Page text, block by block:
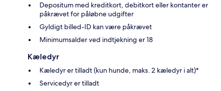
Depositum med kreditkort, debitkort eller kontanter er
påkrævet for påløbne udgifter
Gyldigt billed-ID kan være påkrævet
Minimumsalder ved indtjekning er 18
Kæledyr
Kæledyr er tilladt (kun hunde, maks. 2 kæledyr i alt)*
Servicedyr er tilladt